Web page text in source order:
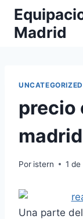
Saltar
contenido
Madrid
UNCATEGORIZED
precio
madrid
Por istern 1
Una parte